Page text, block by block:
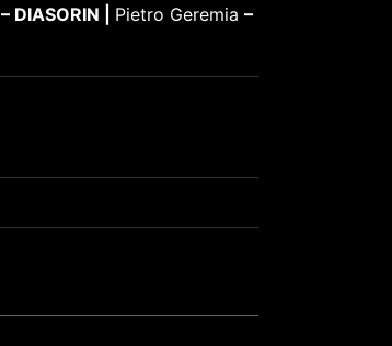
– DIASORIN | Pietro Geremia –